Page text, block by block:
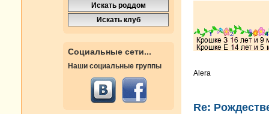
Социальные сети...
Наши социальные группы
Alera
Re: